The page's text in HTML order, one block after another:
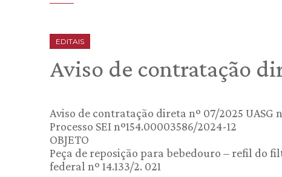
EDITAIS
Aviso de contratação
Aviso de contratação direta nº 07/2025 UASG
Processo SEI nº154.00003586/2024-12
OBJETO
Peça de reposição para bebedouro – refil do
federal nº 14.133/2. 021